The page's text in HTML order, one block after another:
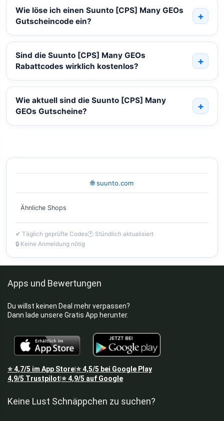
Wie löse ich einen Suunto [CPS] Many GEOs
Gutscheincode ein?
Sind die Suunto [CPS] Many GEOs
Rabattcodes wirklich kostenlos?
Wie aktuell sind die Suunto [CPS] Many
GEOs Gutscheine?
🌐 suunto.com
Ähnliche Shops
✔ Täglich geprüfte Codes🕐 Stündlich aktualisiert
🔒 Keine Anmeldung nötig
Apps und Bewertungen
Du willst keinen Deal mehr verpassen?
Dann lade unsere Gratis App herunter.
⭐4,7/5 im App Store⭐4,5/5 bei Google Play
4,9/5 Trustpilot ⭐4,9/5 auf Google
Keine Lust Schnäppchen zu suchen?